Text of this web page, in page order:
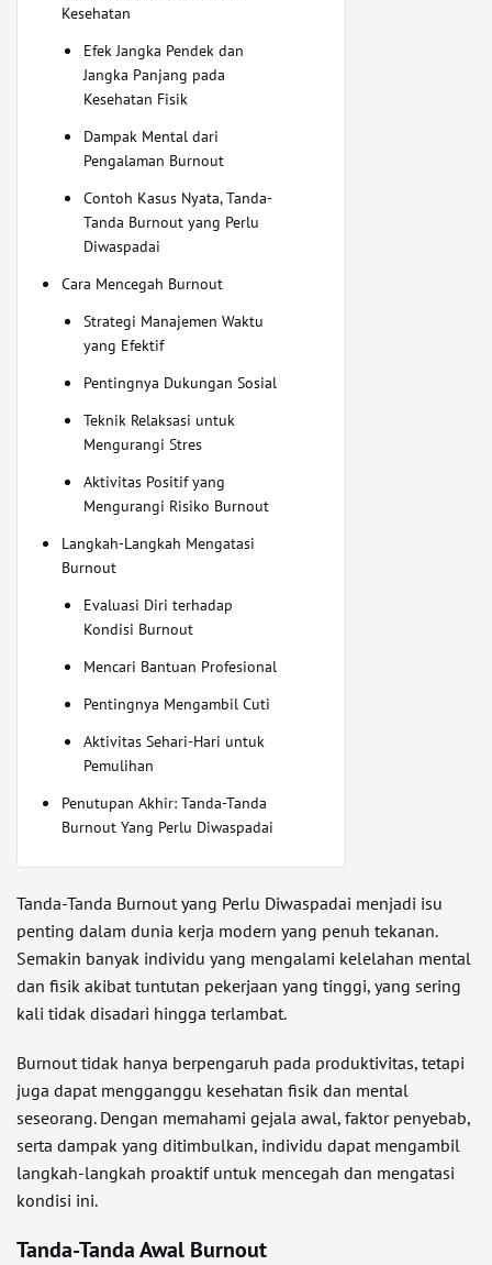
Kesehatan
Efek Jangka Pendek dan
Jangka Panjang pada
Kesehatan Fisik
Dampak Mental dari
Pengalaman Burnout
Contoh Kasus Nyata, Tanda-
Tanda Burnout yang Perlu
Diwaspadai
Cara Mencegah Burnout
Strategi Manajemen Waktu
yang Efektif
Pentingnya Dukungan Sosial
Teknik Relaksasi untuk
Mengurangi Stres
Aktivitas Positif yang
Mengurangi Risiko Burnout
Langkah-Langkah Mengatasi
Burnout
Evaluasi Diri terhadap
Kondisi Burnout
Mencari Bantuan Profesional
Pentingnya Mengambil Cuti
Aktivitas Sehari-Hari untuk
Pemulihan
Penutupan Akhir: Tanda-Tanda
Burnout Yang Perlu Diwaspadai
Tanda-Tanda Burnout yang Perlu Diwaspadai menjadi isu
penting dalam dunia kerja modern yang penuh tekanan.
Semakin banyak individu yang mengalami kelelahan mental
dan fisik akibat tuntutan pekerjaan yang tinggi, yang sering
kali tidak disadari hingga terlambat.
Burnout tidak hanya berpengaruh pada produktivitas, tetapi
juga dapat mengganggu kesehatan fisik dan mental
seseorang. Dengan memahami gejala awal, faktor penyebab,
serta dampak yang ditimbulkan, individu dapat mengambil
langkah-langkah proaktif untuk mencegah dan mengatasi
kondisi ini.
Tanda-Tanda Awal Burnout